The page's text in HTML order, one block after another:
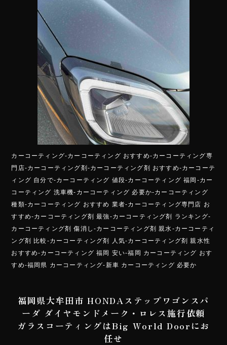
カーコーティング-カーコーティング おすすめ-カーコーティング専
門店-カーコーティング剤-カーコーティング剤 おすすめ-カーコーテ
ィング 自分で-カーコーティング 値段-カーコーティング 福岡-カー
コーティング 洗車機-カーコーティング 必要か-カーコーティング
種類-カーコーティング おすすめ 業者-カーコーティング専門店 お
すすめ-カーコーティング剤 最強-カーコーティング剤 ランキング-
カーコーティング剤 傷消し-カーコーティング剤 親水-カーコーティ
ング剤 比較-カーコーティング剤 人気-カーコーティング剤 親水性
おすすめ-カーコーティング 福岡 安い-福岡 カーコーティング おす
すめ-福岡県 カーコーティング-新車 カーコーティング 必要か
福岡県大牟田市 HONDAステップワゴンスパ
ーダ ダイヤモンドメーク・ロレス施行依頼
ガラスコーティングはBig World Doorにお
任せ